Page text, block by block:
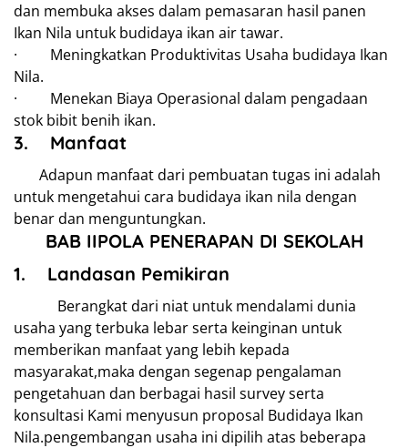
dan membuka akses dalam pemasaran hasil panen
Ikan Nila untuk budidaya ikan air tawar.
· Meningkatkan Produktivitas Usaha budidaya Ikan
Nila.
· Menekan Biaya Operasional dalam pengadaan
stok bibit benih ikan.
3. Manfaat
Adapun manfaat dari pembuatan tugas ini adalah
untuk mengetahui cara budidaya ikan nila dengan
benar dan menguntungkan.
BAB IIPOLA PENERAPAN DI SEKOLAH
1.
Landasan Pemikiran
Berangkat dari niat untuk mendalami dunia
usaha yang terbuka lebar serta keinginan untuk
memberikan manfaat yang lebih kepada
masyarakat,maka dengan segenap pengalaman
pengetahuan dan berbagai hasil survey serta
konsultasi Kami menyusun proposal Budidaya Ikan
Nila.pengembangan usaha ini dipilih atas beberapa